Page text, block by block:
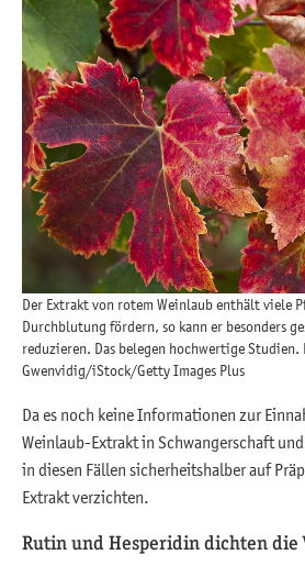
Der Extrakt von rotem Weinlaub enthält viele
Durchblutung fördern, so kann er besonders
reduzieren. Das belegen hochwertige Studien.
Gwenvidig/iStock/Getty Images Plus
Da es noch keine Informationen zur
Weinlaub-Extrakt in Schwangerschaft
in diesen Fällen sicherheitshalber auf
Extrakt verzichten.
Rutin und Hesperidin dichten die